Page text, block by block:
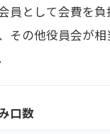
員として会費を
その他役員会が
口数